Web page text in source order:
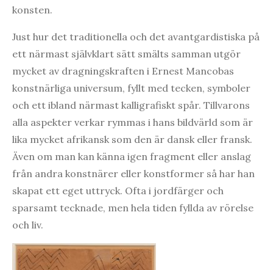
konsten.
Just hur det traditionella och det avantgardistiska på
ett närmast självklart sätt smälts samman utgör
mycket av dragningskraften i Ernest Mancobas
konstnärliga universum, fyllt med tecken, symboler
och ett ibland närmast kalligrafiskt spår. Tillvarons
alla aspekter verkar rymmas i hans bildvärld som är
lika mycket afrikansk som den är dansk eller fransk.
Även om man kan känna igen fragment eller anslag
från andra konstnärer eller konstformer så har han
skapat ett eget uttryck. Ofta i jordfärger och
sparsamt tecknade, men hela tiden fyllda av rörelse
och liv.